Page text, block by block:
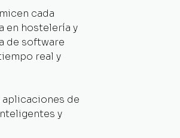
cada
en hostelería y
de software
real y
aplicaciones de
y